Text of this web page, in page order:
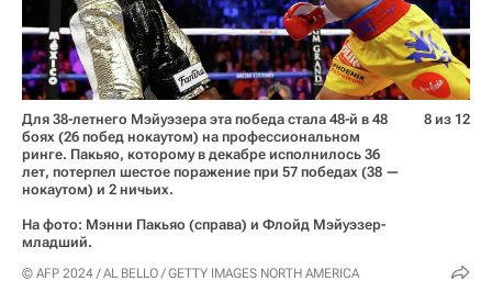
Для 38-летнего Мэйуэзера эта победа стала 48-й в 48
боях (26 побед нокаутом) на профессиональном
ринге. Пакьяо, которому в декабре исполнилось 36
лет, потерпел шестое поражение при 57 победах (38 —
нокаутом) и 2 ничьих.
На фото: Мэнни Пакьяо (справа) и Флойд Мэйуэзер-
младший.
© AFP 2024 / AL BELLO / GETTY IMAGES NORTH AMERICA
8 из 12